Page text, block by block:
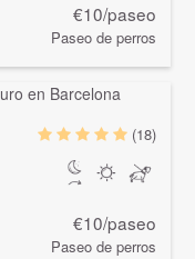
€10/paseo
Paseo de perros
(18)
€10/paseo
Paseo de perros